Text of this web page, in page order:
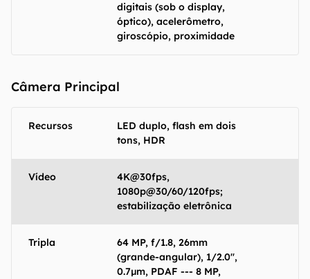
digitais (sob o display,
óptico), acelerômetro,
giroscópio, proximidade
Câmera Principal
Recursos
LED duplo, flash em dois
tons, HDR
Vídeo
4K@30fps,
1080p@30/60/120fps;
estabilização eletrônica
Tripla
64 MP, f/1.8, 26mm
(grande-angular), 1/2.0",
0.7µm, PDAF --- 8 MP,